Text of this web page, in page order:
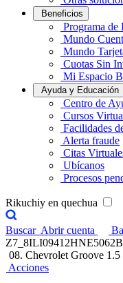
Beneficios
Programa de
Mundo
Mundo
Cuotas Sin
Mi Espacio
Ayuda y Educación
Centro de
Cursos
Facilidades
Alerta fraude
Citas
Ubícanos
Procesos
Rikuchiy en quechua
Buscar Abrir cuenta
08. Chevrolet Groove
Acciones